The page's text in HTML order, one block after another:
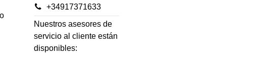
+34917371633
Nuestros asesores de
servicio al cliente están
disponibles: